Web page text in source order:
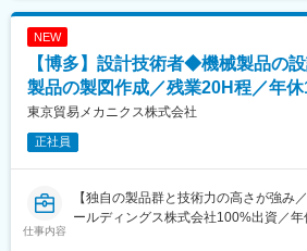
・試作時の品質データや作業結果をも
■部署構成：量産試作部量産試作2課
6名（30代2名、40代2名、50代2名）
携わることができるポジションです。
にモノづくりの現場で試作品の完成ま
NEW
【博多】設計技術者◆機械製品の
製品の製図作成／残業20H程／年休
東京貿易メカニクス株式会社
正社員
仕事内容
【独自の製品群と技術力の高さが強み
ールディングス株式会社100%出資／年